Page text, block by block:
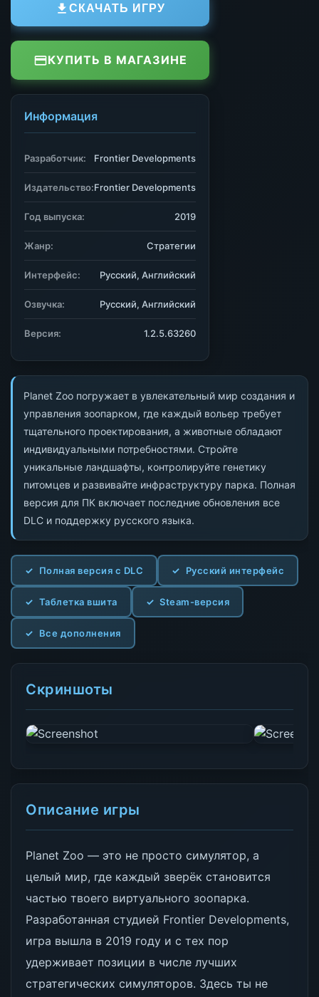
Planet Zoo погружает в увлекательный мир создания и
управления зоопарком, где каждый вольер требует
тщательного проектирования, а животные обладают
индивидуальными потребностями. Стройте
уникальные ландшафты, контролируйте генетику
питомцев и развивайте инфраструктуру парка. Полная
версия для ПК включает последние обновления все
DLC и поддержку русского языка.
Полная версия с DLC Русский интерфейс
Таблетка вшита Steam-версия
Все дополнения
Скриншоты
Описание игры
Planet Zoo — это не просто симулятор, а
целый мир, где каждый зверёк становится
частью твоего виртуального зоопарка.
Разработанная студией Frontier Developments,
игра вышла в 2019 году и с тех пор
удерживает позиции в числе лучших
стратегических симуляторов. Здесь ты не
СКАЧАТЬ ИГРУ
КУПИТЬ В МАГАЗИНЕ
Информация
Разработчик: Frontier Developments
Издательство:Frontier Developments
Год выпуска: 2019
Жанр: Стратегии
Интерфейс: Русский, Английский
Озвучка: Русский, Английский
Версия: 1.2.5.63260